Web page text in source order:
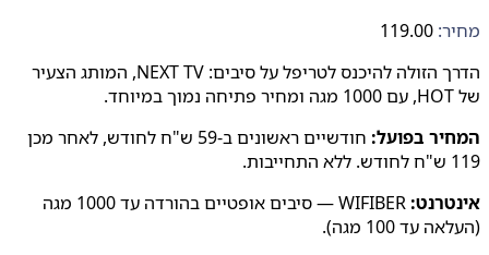
119.00
הדרך הזולה להיכנס לטריפל על סיבים: NEXT TV, המותג הצעיר
בפועל:
חודשיים ראשונים ב-59 ש"ח לחודש, לאחר מכן
WIFIBER — סיבים אופטיים בהורדה עד 1000 מגה
עד 100 מגה).